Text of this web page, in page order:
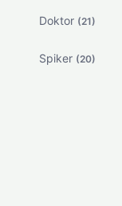
Doktor (21)
Spiker (20)